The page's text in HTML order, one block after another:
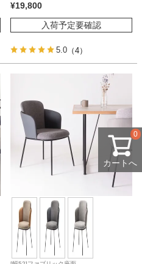
¥19,800
入荷予定要確認
5.0 （4）
カートへ
0